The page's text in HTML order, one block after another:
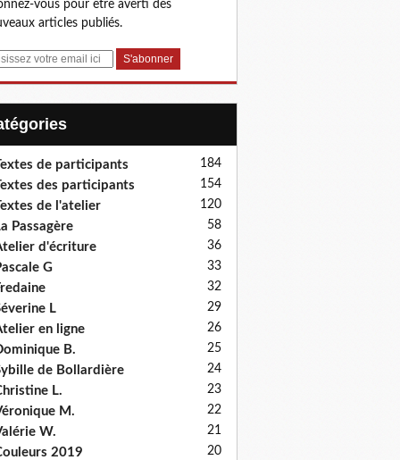
vous pour être averti des
articles publiés.
de participants 184
des participants 154
de l'atelier 120
Passagère 58
d'écriture 36
G 33
32
L 29
en ligne 26
B. 25
de Bollardière 24
L. 23
M. 22
W. 21
2019 20